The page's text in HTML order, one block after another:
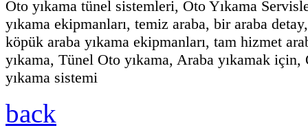
Oto yıkama tünel sistemleri, Oto Yıkama
yıkama ekipmanları, temiz araba, bir araba
köpük araba yıkama ekipmanları, tam hizmet
yıkama, Tünel Oto yıkama, Araba yıkamak
yıkama sistemi
back